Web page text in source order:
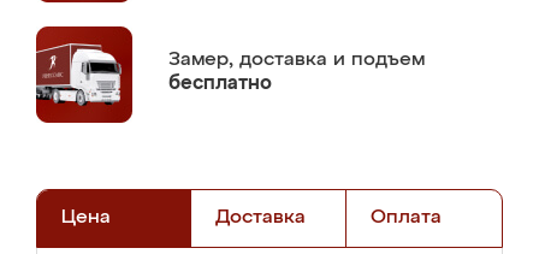
Замер, доставка и подъем
бесплатно
Цена Доставка Оплата